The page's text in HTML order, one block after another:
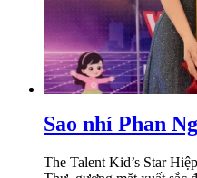
Sao nhí Phan
The Talent Kid’s Star